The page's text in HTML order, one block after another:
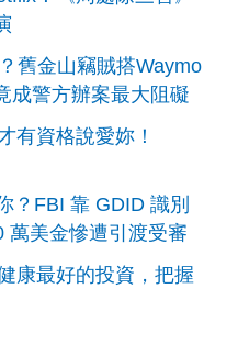
舊金山竊賊搭Waymo
成警方辦案最大阻礙
有資格說愛妳！
？FBI 靠 GDID 識別
萬美金慘遭引渡受審
康最好的投資，把握